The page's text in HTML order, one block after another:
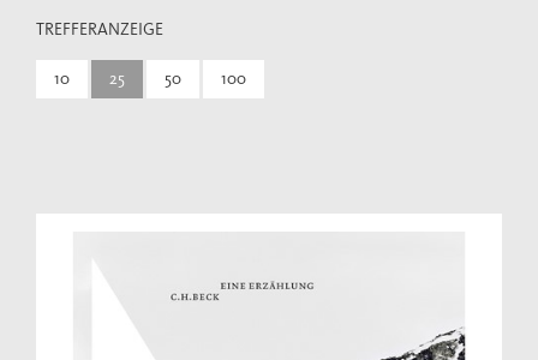
TREFFERANZEIGE
10 25 50 100